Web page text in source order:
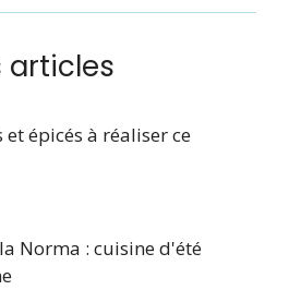
articles
épicés à réaliser ce
Norma : cuisine d'été